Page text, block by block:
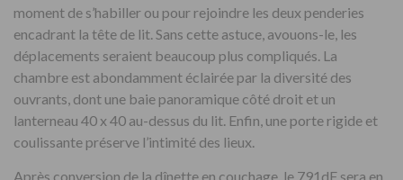
moment de s’habiller ou pour rejoindre les deux penderies
encadrant la tête de lit. Sans cette astuce, avouons-le, les
déplacements seraient beaucoup plus compliqués. La
chambre est abondamment éclairée par la diversité des
ouvrants, dont une baie panoramique côté droit et un
lanterneau 40 x 40 au-dessus du lit. Enfin, une porte rigide et
coulissante préserve l’intimité des lieux.
Après conversion de la dînette en couchage, le 791dF sera en